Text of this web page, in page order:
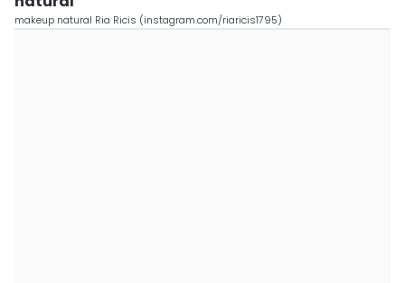
makeup natural Ria Ricis (instagram.com/riaricis1795)